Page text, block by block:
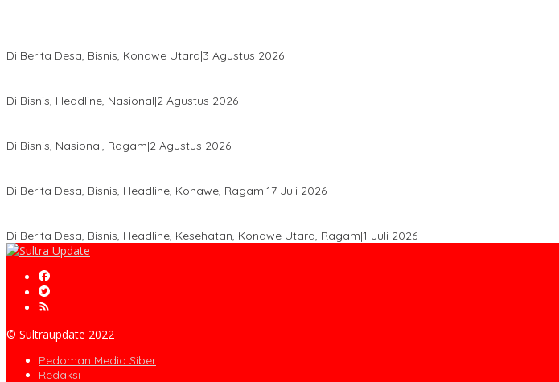
Di Berita Desa, Bisnis, Konawe Utara|3 Agustus 2026
Di Bisnis, Headline, Nasional|2 Agustus 2026
Di Bisnis, Nasional, Ragam|2 Agustus 2026
Di Berita Desa, Bisnis, Headline, Konawe, Ragam|17 Juli 2026
Di Berita Desa, Bisnis, Headline, Kesehatan, Konawe Utara, Ragam|1 Juli 2026
© Sultraupdate 2022
Pedoman Media Siber
Redaksi